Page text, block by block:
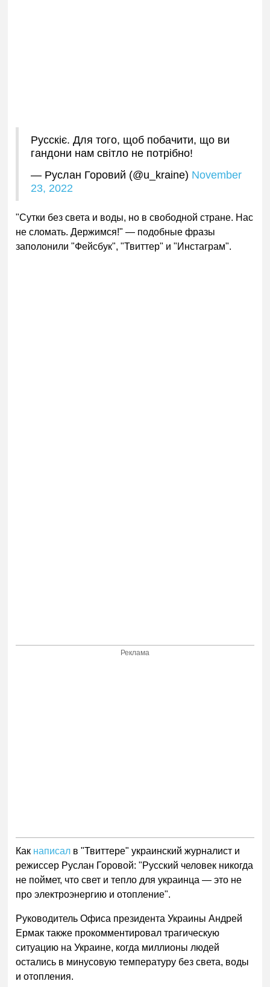
Русскіє. Для того, щоб побачити, що ви
гандони нам світло не потрібно!
— Руслан Горовий (@u_kraine) November
23, 2022
"Сутки без света и воды, но в свободной стране. Нас
не сломать. Держимся!" — подобные фразы
заполонили "Фейсбук", "Твиттер" и "Инстаграм".
Реклама
Как написал в "Твиттере" украинский журналист и
режиссер Руслан Горовой: "Русский человек никогда
не поймет, что свет и тепло для украинца — это не
про электроэнергию и отопление".
Руководитель Офиса президента Украины Андрей
Ермак также прокомментировал трагическую
ситуацию на Украине, когда миллионы людей
остались в минусовую температуру без света, воды
и отопления.